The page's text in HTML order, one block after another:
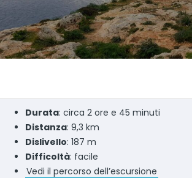
Durata: circa 2 ore e 45 minuti
Distanza: 9,3 km
Dislivello: 187 m
Difficoltà: facile
Vedi il percorso dell’escursione